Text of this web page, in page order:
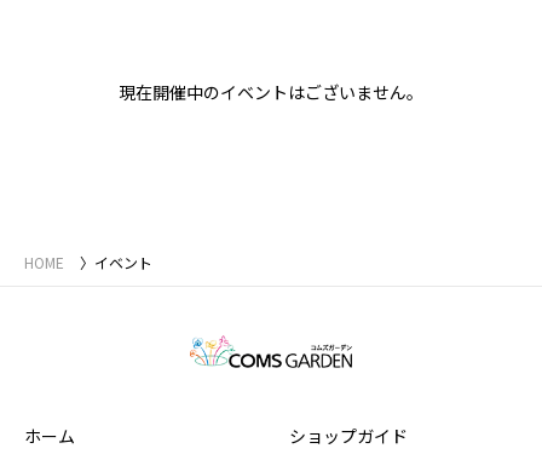
現在開催中のイベントはございません。
HOME イベント
ホーム
ショップガイド